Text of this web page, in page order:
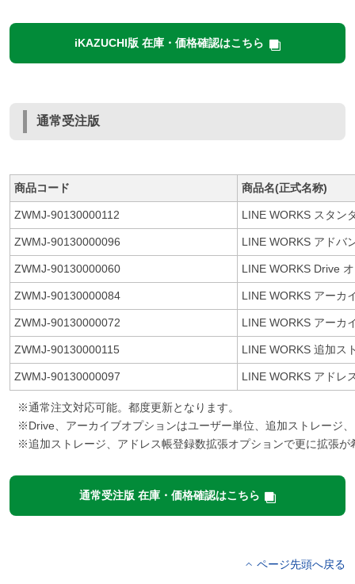
iKAZUCHI版 在庫・価格確認はこちら
通常受注版
商品コード 商品名(正式名称)
ZWMJ-90130000112 LINE WORKS スタン
ZWMJ-90130000096 LINE WORKS アドバ
ZWMJ-90130000060 LINE WORKS Drive
ZWMJ-90130000084 LINE WORKS アーカ
ZWMJ-90130000072 LINE WORKS アーカ
ZWMJ-90130000115 LINE WORKS 追加ス
ZWMJ-90130000097 LINE WORKS アドレ
※通常注文対応可能。都度更新となります。
※Drive、アーカイブオプションはユーザー単位、追加ストレージ
※追加ストレージ、アドレス帳登録数拡張オプションで更に拡張
通常受注版 在庫・価格確認はこちら
ページ先頭へ戻る